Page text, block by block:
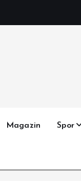
Magazin Spor